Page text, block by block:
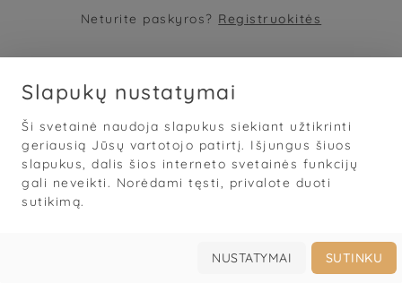
Apie
Galerija
Užsakyti

Prisijungti
Neturite paskyros? Registruokitės
Slapukų nustatymai
Ši svetainė naudoja slapukus siekiant užtikrinti
geriausią Jūsų vartotojo patirtį. Išjungus šiuos
slapukus, dalis šios interneto svetainės funkcijų
gali neveikti. Norėdami tęsti, privalote duoti
sutikimą.
NUSTATYMAI SUTINKU
Sąlygos · Privatumas · Slapukai
© 2026 „Grožis Saviems“
Mobilioji darbo knyga grožio specialistams